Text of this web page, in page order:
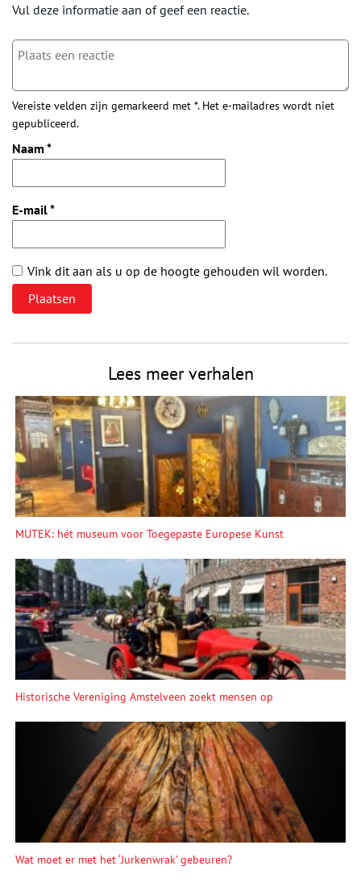
Vul deze informatie aan of geef een reactie.
Vereiste velden zijn gemarkeerd met *. Het e-mailadres wordt niet
gepubliceerd.
Naam *
E-mail*
Vink dit aan als u op de hoogte gehouden wil worden.
Lees meer verhalen
MUTEK: hét museum voor Toegepaste Europese Kunst
Historische Vereniging Amstelveen zoekt mensen op
Wat moet er met het ‘Jurkenwrak’ gebeuren?